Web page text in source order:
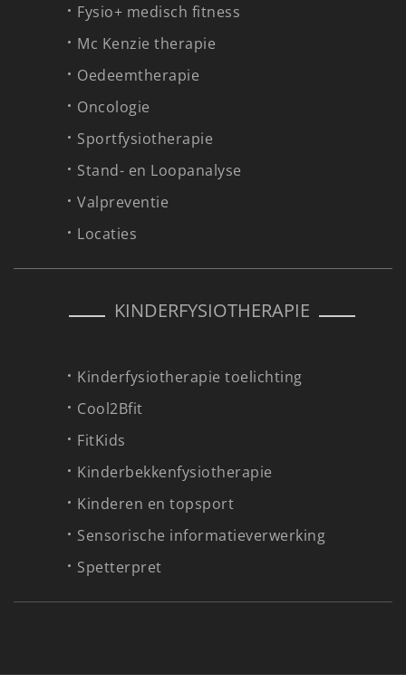
Fysio+ medisch fitness
Mc Kenzie therapie
Oedeemtherapie
Oncologie
Sportfysiotherapie
Stand- en Loopanalyse
Valpreventie
Locaties
KINDERFYSIOTHERAPIE
Kinderfysiotherapie toelichting
Cool2Bfit
FitKids
Kinderbekkenfysiotherapie
Kinderen en topsport
Sensorische informatieverwerking
Spetterpret